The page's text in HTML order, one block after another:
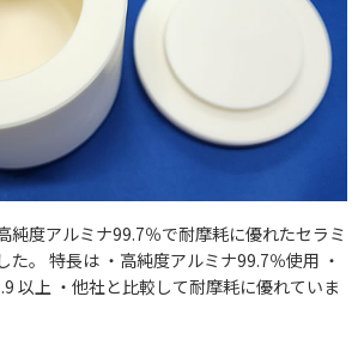
純度アルミナ99.7％で耐摩耗に優れたセラミ
た。 特長は ・高純度アルミナ99.7％使用 ・
以上 ・他社と比較して耐摩耗に優れていま